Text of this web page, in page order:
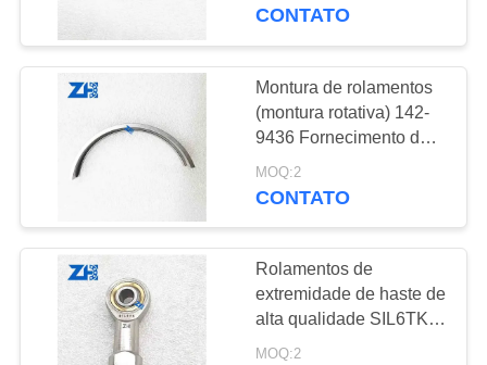
NOTÍCIA
PEÇA
UMAS
SHOW
almofadas
rolamento de rolos
cilíndricos
801
CONTATO
Montura de rolamentos
(montura rotativa) 142-
9436 Fornecimento de
fábrica
MOQ:2
CONTATO
Rolamentos de
extremidade de haste de
alta qualidade SIL6TK
Fornecimento de fábrica
MOQ:2